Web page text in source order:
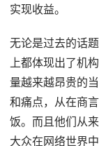
实现收益。
无论是过去的话
上都体现出了机
量越来越昂贵的
和痛点，从在商
饭。而且他们从
大众在网络世界